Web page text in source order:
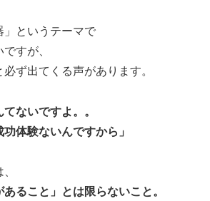
」というテーマで
すが、
ず出てくる声があります。
てないですよ。。
体験ないんですから」
あること」とは限らないこと。